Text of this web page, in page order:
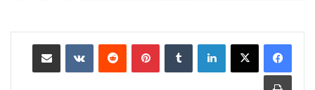
لينكدإن بينتيريست
مشاركة عبر البريد
طباعة